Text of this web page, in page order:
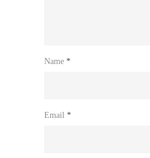
Name *
Email *